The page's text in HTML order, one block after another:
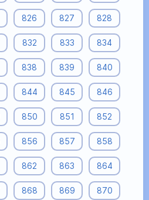
826 827 828
832 833 834
838 839 840
844 845 846
850 851 852
856 857 858
862 863 864
868 869 870